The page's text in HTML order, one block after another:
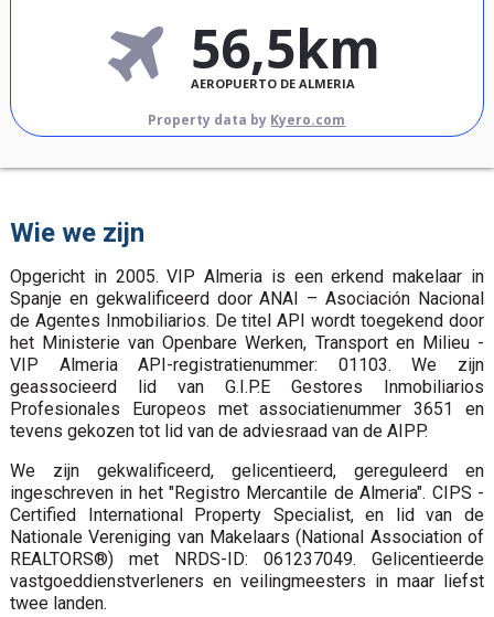
56,5km
AEROPUERTO DE ALMERIA
Property data by Kyero.com
Wie we zijn
Opgericht in 2005. VIP Almeria is een erkend makelaar in
Spanje en gekwalificeerd door ANAI – Asociación Nacional
de Agentes Inmobiliarios. De titel API wordt toegekend door
het Ministerie van Openbare Werken, Transport en Milieu -
VIP Almeria API-registratienummer: 01103. We zijn
geassocieerd lid van G.I.P.E Gestores Inmobiliarios
Profesionales Europeos met associatienummer 3651 en
tevens gekozen tot lid van de adviesraad van de AIPP.
We zijn gekwalificeerd, gelicentieerd, gereguleerd en
ingeschreven in het "Registro Mercantile de Almeria". CIPS -
Certified International Property Specialist, en lid van de
Nationale Vereniging van Makelaars (National Association of
REALTORS®) met NRDS-ID: 061237049. Gelicentieerde
vastgoeddienstverleners en veilingmeesters in maar liefst
twee landen.